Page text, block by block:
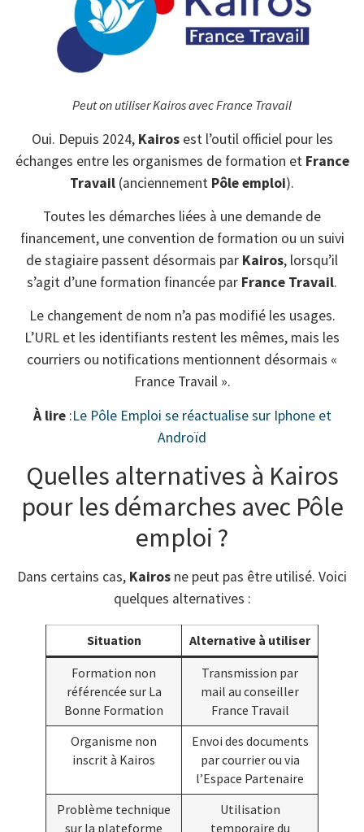
Peut on utiliser Kairos avec France Travail
Oui. Depuis 2024, Kairosest l’outil officiel pour les
échanges entre les organismes de formation et France
Travail (anciennement Pôle emploi).
Toutes les démarches liées à une demande de
financement, une convention de formation ou un suivi
de stagiaire passent désormais par Kairos, lorsqu’il
s’agit d’une formation financée par France Travail.
Le changement de nom n’a pas modifié les usages.
L’URL et les identifiants restent les mêmes, mais les
courriers ou notifications mentionnent désormais «
France Travail ».
À lire:Le Pôle Emploi se réactualise sur Iphone et
Androïd
Quelles alternatives à Kairos
pour les démarches avec Pôle
emploi ?
Dans certains cas, Kairos ne peut pas être utilisé. Voici
quelques alternatives :
Situation
Alternative à utiliser
Formation non
référencée sur La
Bonne Formation
Transmission par
mail au conseiller
France Travail
Organisme non
inscrit à Kairos
Envoi des documents
par courrier ou via
l’Espace Partenaire
Problème technique
sur la plateforme
Utilisation
temporaire du